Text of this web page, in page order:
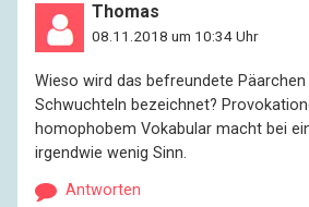
Thomas
08.11.2018 um 10:34 Uhr
Wieso wird das befreundete
Schwuchteln bezeichnet?
homophobem Vokabular macht bei
irgendwie wenig Sinn.
Antworten